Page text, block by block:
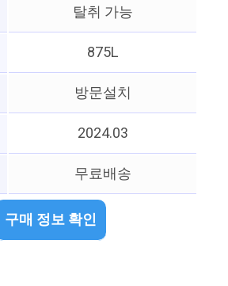
탈취 가능
875L
방문설치
2024.03
무료배송
구매 정보 확인